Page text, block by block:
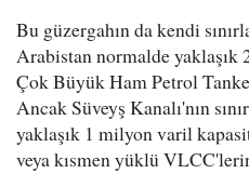
Bu güzergahın da kendi
Arabistan normalde yaklaşık
Çok Büyük Ham Petrol
Ancak Süveyş Kanalı'nın
yaklaşık 1 milyon varil
veya kısmen yüklü